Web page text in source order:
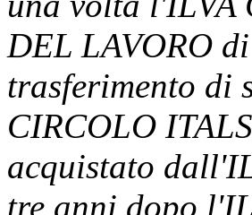
DEL LAVORO
trasferimento di
CIRCOLO
acquistato
tre anni dopo